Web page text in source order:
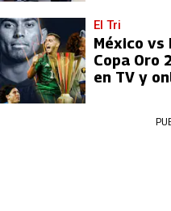
El Tri
México
Copa Oro
en TV y